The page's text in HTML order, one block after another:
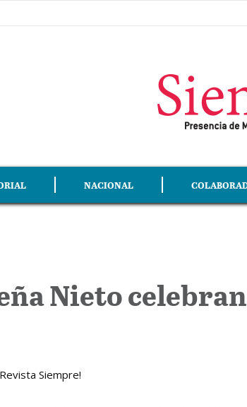
NACIONAL
Nieto
Revista Siempre!